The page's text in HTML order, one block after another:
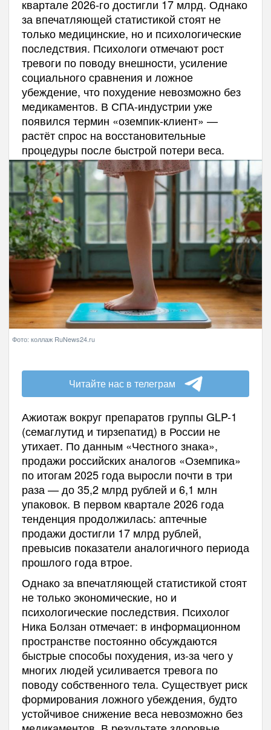
квартале 2026-го достигли 17 млрд. Однако
за впечатляющей статистикой стоят не
только медицинские, но и психологические
последствия. Психологи отмечают рост
тревоги по поводу внешности, усиление
социального сравнения и ложное
убеждение, что похудение невозможно без
медикаментов. В СПА-индустрии уже
появился термин «оземпик-клиент» —
растёт спрос на восстановительные
процедуры после быстрой потери веса.
Фото: коллаж RuNews24.ru
Читайте нас в телеграм
Ажиотаж вокруг препаратов группы GLP-1
(семаглутид и тирзепатид) в России не
утихает. По данным «Честного знака»,
продажи российских аналогов «Оземпика»
по итогам 2025 года выросли почти в три
раза — до 35,2 млрд рублей и 6,1 млн
упаковок. В первом квартале 2026 года
тенденция продолжилась: аптечные
продажи достигли 17 млрд рублей,
превысив показатели аналогичного периода
прошлого года втрое.
Однако за впечатляющей статистикой стоят
не только экономические, но и
психологические последствия. Психолог
Ника Болзан отмечает: в информационном
пространстве постоянно обсуждаются
быстрые способы похудения, из-за чего у
многих людей усиливается тревога по
поводу собственного тела. Существует риск
формирования ложного убеждения, будто
устойчивое снижение веса невозможно без